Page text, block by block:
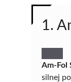
1.
Am-Fol
silnej